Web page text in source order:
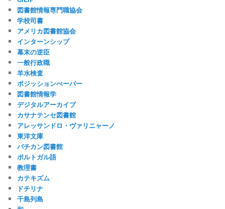
図書館情報専門職協会
学校司書
アメリカ図書館協会
インターンシップ
幕末の逆臣
一般行政職
羊水検査
ポジッションぺーパー
図書館情報学
デジタルアーカイブ
カサナテンセ図書館
アレッサンドロ・ヴァリニャーノ
東洋文庫
バチカン図書館
ポルトガル語
教理書
カテキズム
ドチリナ
千島列島